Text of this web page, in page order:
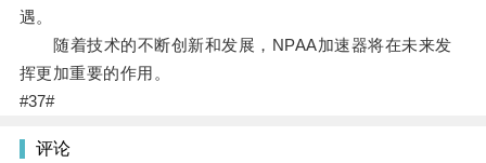
遇。
随着技术的不断创新和发展，NPAA加速器将在未来发
挥更加重要的作用。
#37#
评论